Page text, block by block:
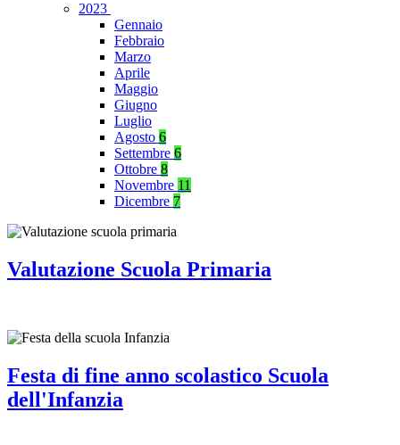
2023
Gennaio
Febbraio
Marzo
Aprile
Maggio
Giugno
Luglio
Agosto 6
Settembre 6
Ottobre 8
Novembre 11
Dicembre 7
Valutazione Scuola Primaria
Festa di fine anno scolastico Scuola
dell'Infanzia